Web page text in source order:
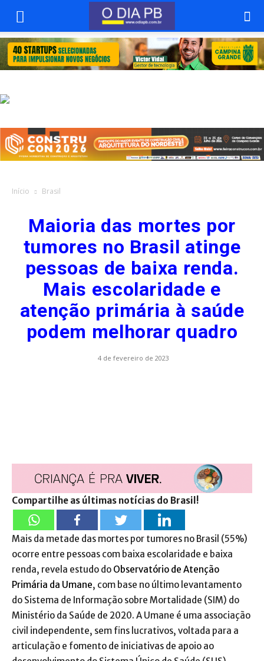
Início Brasil
Maioria das mortes por
tumores no Brasil atinge
pessoas de baixa renda.
Mais escolaridade e
atenção primária à saúde
podem melhorar quadro
4 de fevereiro de 2023
Compartilhe as últimas notícias do Brasil!
Mais da metade das mortes por tumores no Brasil (55%)
ocorre entre pessoas com baixa escolaridade e baixa
renda, revela estudo do Observatório de Atenção
Primária da Umane, com base no último levantamento
do Sistema de Informação sobre Mortalidade (SIM) do
Ministério da Saúde de 2020. A Umane é uma associação
civil independente, sem fins lucrativos, voltada para a
articulação e fomento de iniciativas de apoio ao